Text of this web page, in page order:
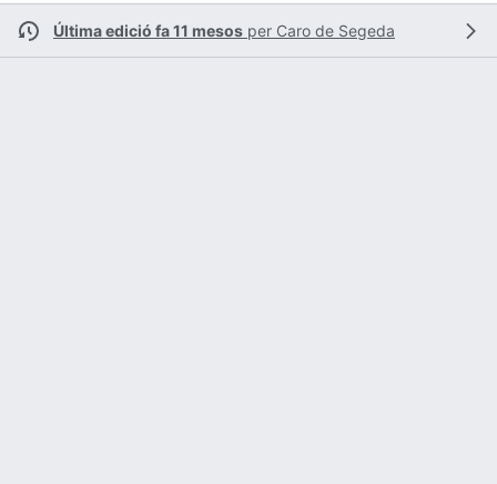
Última edició fa 11 mesos per Caro de Segeda